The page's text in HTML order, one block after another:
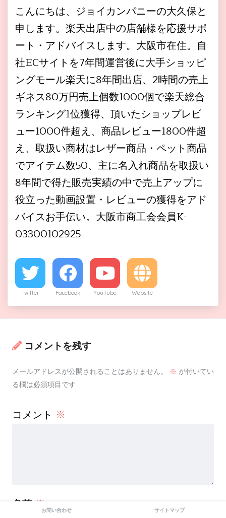
こんにちは、ジョイカンパニーの大久保と
申します。楽天出店中の店舗様を応援サポ
ート・アドバイスします。大阪市在住。自
社ECサイトを7年間運営後に大手ショッピ
ングモール楽天に8年間出店、2時間の売上
ギネス80万円売上個数1000個で楽天総合
ランキング1位獲得、頂いたショップレビ
ュー1000件超え、商品レビュー1800件超
え、取扱い商材はレザー商品・ペット商品
でアイテム数50、主に名入れ商品を取扱い
8年間で得た販売実績の中で売上アップに
役立った動画設置・レビューの獲得をアド
バイスお手伝い。大阪市商工会会員K-
03300102925
Twitter Facebook YouTube Website
コメントを残す
メールアドレスが公開されることはありません。 ※ が付いてい
る欄は必須項目です
コメント ※
名前※お問い合わせ サイトマップ